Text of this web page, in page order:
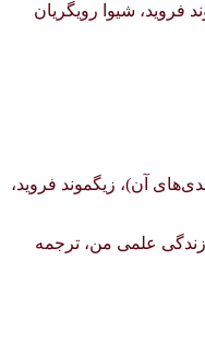
زیگموند فروید، شیوا رویگریان
آن)، زیگموند فروید،
(در فارسی : زندگی علمی من، ترجمه